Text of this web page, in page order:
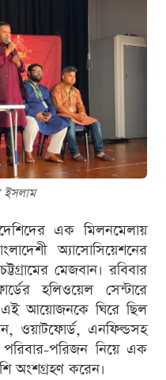
ইসলাম
এক মিলনমেলায়
অ্যাসোসিয়েশনের
মেজবান। রবিবার
হলিওয়েল সেন্টারে
এই আয়োজনকে ঘিরে ছিল
ওয়াটফোর্ড, এনফিল্ডসহ
পরিবার-পরিজন নিয়ে এক
অংশগ্রহণ করেন।